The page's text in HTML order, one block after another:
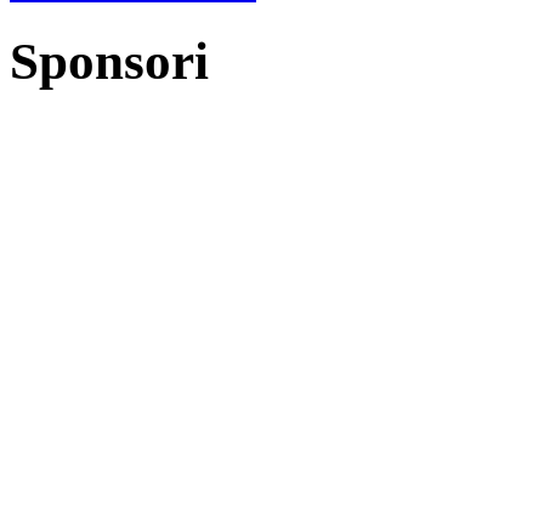
Sponsori